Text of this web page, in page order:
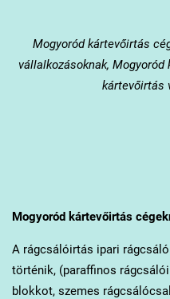
Mogyoródkártevőirtás
vállalkozásoknak,
kártevőirtás
Mogyoródkártevőirtás
A rágcsálóirtás ipari
történik, (paraffinos
blokkot, szemes